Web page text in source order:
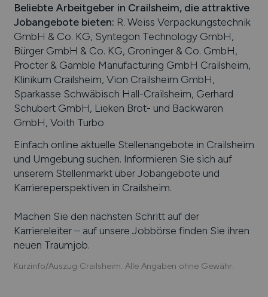
Beliebte Arbeitgeber in Crailsheim, die attraktive
Jobangebote bieten: R. Weiss Verpackungstechnik
GmbH & Co. KG, Syntegon Technology GmbH,
Bürger GmbH & Co. KG, Groninger & Co. GmbH,
Procter & Gamble Manufacturing GmbH Crailsheim,
Klinikum Crailsheim, Vion Crailsheim GmbH,
Sparkasse Schwäbisch Hall-Crailsheim, Gerhard
Schubert GmbH, Lieken Brot- und Backwaren
GmbH, Voith Turbo
Einfach online aktuelle Stellenangebote in Crailsheim
und Umgebung suchen. Informieren Sie sich auf
unserem Stellenmarkt über Jobangebote und
Karriereperspektiven in Crailsheim.
Machen Sie den nächsten Schritt auf der
Karriereleiter – auf unsere Jobbörse finden Sie ihren
neuen Traumjob.
Kurzinfo/Auszug Crailsheim. Alle Angaben ohne Gewähr.